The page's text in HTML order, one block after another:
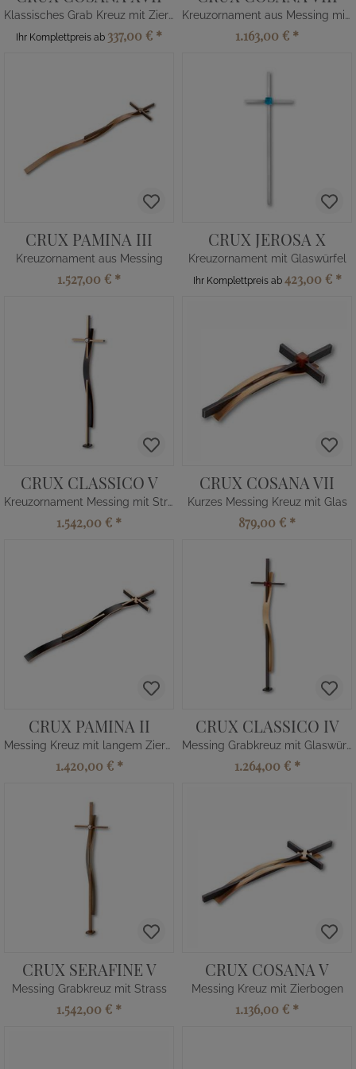
Klassisches Grab Kreuz mit Zierbogen
Ihr Komplettpreis ab 337,00 € *
Kreuzornament aus Messing mit Strass
1.163,00 € *
CRUX PAMINA III
Kreuzornament aus Messing
1.527,00 € *
CRUX JEROSA X
Kreuzornament mit Glaswürfel
Ihr Komplettpreis ab 423,00 € *
CRUX CLASSICO V
Kreuzornament Messing mit Strass
1.542,00 € *
CRUX COSANA VII
Kurzes Messing Kreuz mit Glas
879,00 € *
CRUX PAMINA II
Messing Kreuz mit langem Zierbogen
1.420,00 € *
CRUX CLASSICO IV
Messing Grabkreuz mit Glaswürfel
1.264,00 € *
CRUX SERAFINE V
Messing Grabkreuz mit Strass
1.542,00 € *
CRUX COSANA V
Messing Kreuz mit Zierbogen
1.136,00 € *